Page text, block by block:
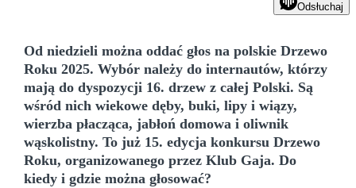
Odsłuchaj
Od niedzieli można oddać głos na polskie Drzewo
Roku 2025. Wybór należy do internautów, którzy
mają do dyspozycji 16. drzew z całej Polski. Są
wśród nich wiekowe dęby, buki, lipy i wiązy,
wierzba płacząca, jabłoń domowa i oliwnik
wąskolistny. To już 15. edycja konkursu Drzewo
Roku, organizowanego przez Klub Gaja. Do
kiedy i gdzie można głosować?